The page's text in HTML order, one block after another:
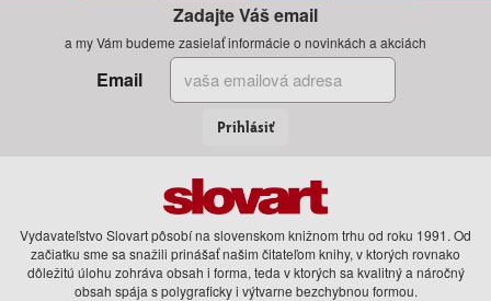
Zadajte Váš email
a my Vám budeme zasielať informácie o novinkách a akciách
Email
Prihlásiť
Vydavateľstvo Slovart pôsobí na slovenskom knižnom trhu od roku 1991. Od
začiatku sme sa snažili prinášať našim čitateľom knihy, v ktorých rovnako
dôležitú úlohu zohráva obsah i forma, teda v ktorých sa kvalitný a náročný
obsah spája s polygraficky i výtvarne bezchybnou formou.